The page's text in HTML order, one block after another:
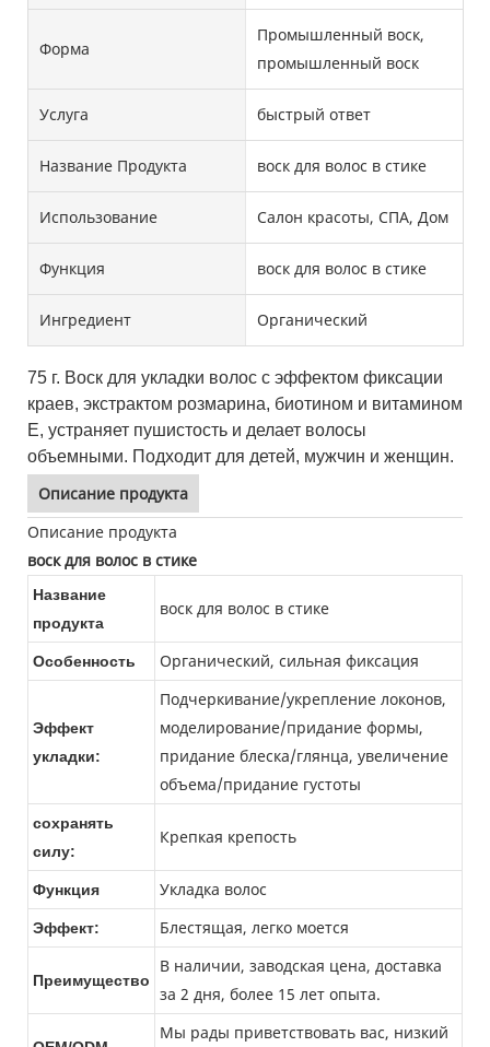
Форма
Промышленный воск,
промышленный воск
Услуга быстрый ответ
Название Продукта воск для волос в стике
Использование Салон красоты, СПА, Дом
Функция воск для волос в стике
Ингредиент Органический
75 г. Воск для укладки волос с эффектом фиксации
краев, экстрактом розмарина, биотином и витамином
Е, устраняет пушистость и делает волосы
объемными. Подходит для детей, мужчин и женщин.
Описание продукта
Описание продукта
воск для волос в стике
Название
продукта
воск для волос в стике
Особенность Органический, сильная фиксация
Эффект
укладки:
Подчеркивание/укрепление локонов,
моделирование/придание формы,
придание блеска/глянца, увеличение
объема/придание густоты
сохранять
силу:
Крепкая крепость
Функция Укладка волос
Эффект: Блестящая, легко моется
Преимущество
В наличии, заводская цена, доставка
за 2 дня, более 15 лет опыта.
Мы рады приветствовать вас, низкий